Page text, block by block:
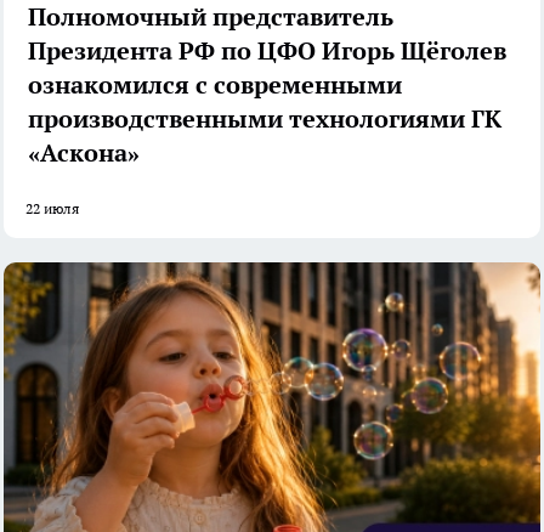
Полномочный представитель
Президента РФ по ЦФО Игорь Щёголев
ознакомился с современными
производственными технологиями ГК
«Аскона»
22 июля